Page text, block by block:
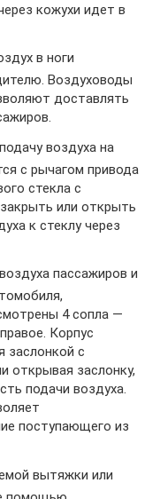
кожухи идет в
в ноги
Воздуховоды
доставлять
воздуха на
с рычагом привода
стекла с
или открыть
к стеклу через
пассажиров и
4 сопла —
Корпус
заслонкой с
открывая заслонку,
подачи воздуха.
поступающего из
вытяжки или